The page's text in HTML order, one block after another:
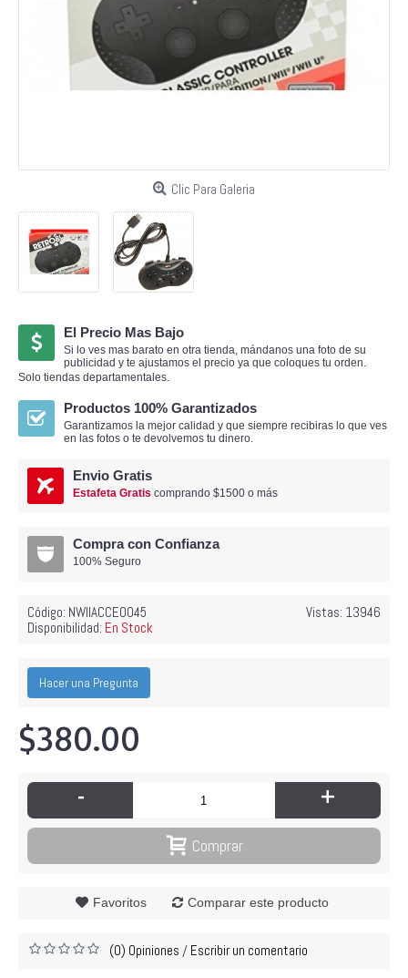
Clic Para Galeria
El Precio Mas Bajo
Si lo ves mas barato en otra tienda, mándanos una foto de su
publicidad y te ajustamos el precio ya que coloques tu orden.
Solo tiendas departamentales.
Productos 100% Garantizados
Garantizamos la mejor calidad y que siempre recibiras lo que ves
en las fotos o te devolvemos tu dinero.
Envio Gratis
Estafeta Gratis comprando $1500 o más
Compra con Confianza
100% Seguro
Vistas: 13946
Código: NWIIACCE0045
Disponibilidad: En Stock
Hacer una Pregunta
$380.00
- +
Comprar
Favoritos Comparar este producto
(0) Opiniones / Escribir un comentario